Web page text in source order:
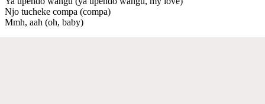
Njo tucheke compa (compa)
Mmh, aah (oh, baby)